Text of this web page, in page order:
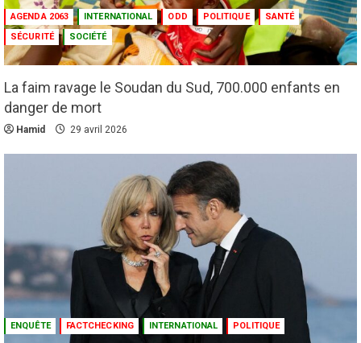
AGENDA 2063 INTERNATIONAL ODD POLITIQUE
SANTÉ
SÉCURITÉ
SOCIÉTÉ
La faim ravage le Soudan du Sud, 700.000 enfants en
danger de mort
Hamid 29 avril 2026
ENQUÊTE FACTCHECKING INTERNATIONAL POLITIQUE
Infos génerales Société
Espagne : une figure de l’extrême droite
condamnée à un an de prison pour incitation
à la haine contre les migrants Marocains
Culture Education